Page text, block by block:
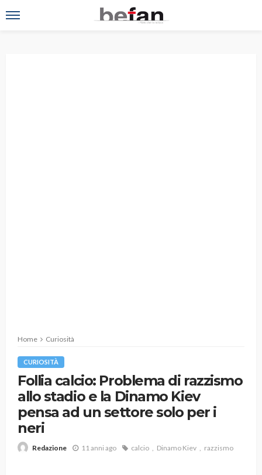
Home Curiosità
CURIOSITÀ
Follia calcio: Problema di razzismo
allo stadio e la Dinamo Kiev
pensa ad un settore solo per i
neri
Redazione 11 anni ago calcio Dinamo Kiev razzismo